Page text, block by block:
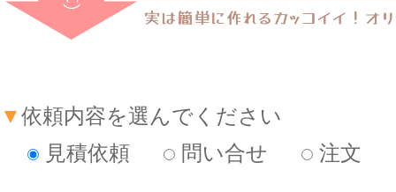
▼依頼内容を選んでください
見積依頼
問い合せ 注文